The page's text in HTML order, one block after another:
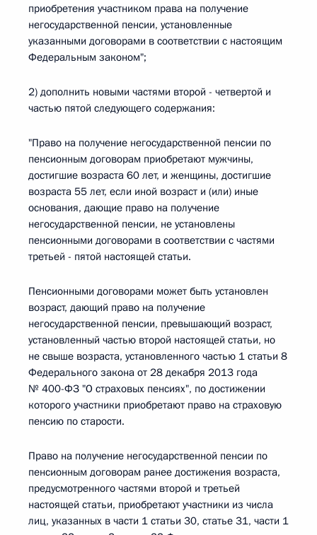
приобретения участником права на получение
негосударственной пенсии, установленные
указанными договорами в соответствии с настоящим
Федеральным законом";
2) дополнить новыми частями второй - четвертой и
частью пятой следующего содержания:
"Право на получение негосударственной пенсии по
пенсионным договорам приобретают мужчины,
достигшие возраста 60 лет, и женщины, достигшие
возраста 55 лет, если иной возраст и (или) иные
основания, дающие право на получение
негосударственной пенсии, не установлены
пенсионными договорами в соответствии с частями
третьей - пятой настоящей статьи.
Пенсионными договорами может быть установлен
возраст, дающий право на получение
негосударственной пенсии, превышающий возраст,
установленный частью второй настоящей статьи, но
не свыше возраста, установленного частью 1 статьи 8
Федерального закона от 28 декабря 2013 года
№ 400-ФЗ "О страховых пенсиях", по достижении
которого участники приобретают право на страховую
пенсию по старости.
Право на получение негосударственной пенсии по
пенсионным договорам ранее достижения возраста,
предусмотренного частями второй и третьей
настоящей статьи, приобретают участники из числа
лиц, указанных в части 1 статьи 30, статье 31, части 1